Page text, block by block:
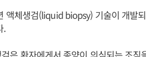
액체생검(liquid biopsy) 기술이 개발
.